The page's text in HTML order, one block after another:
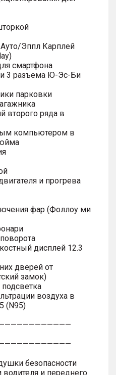
Эппл Карплей
смартфона
3 разъема Ю-Эс-Би
парковки
второго ряда в
компьютером в
и прогрева
фар (Фоллоу ми
дисплей 12.3
дверей от
замок)
воздуха в
(N95)
безопасности
и переднего